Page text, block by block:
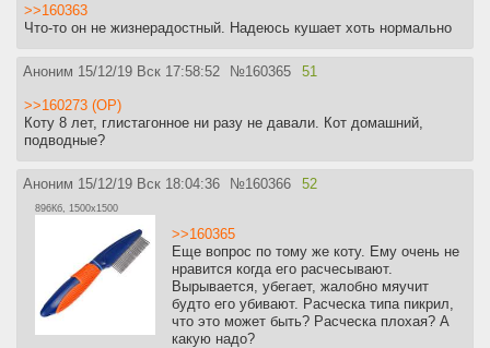
>>160363
Что-то он не жизнерадостный. Надеюсь кушает хоть нормально
Аноним 15/12/19 Вск 17:58:52 №160365 51
>>160273 (OP)
Коту 8 лет, глистагонное ни разу не давали. Кот домашний,
подводные?
Аноним 15/12/19 Вск 18:04:36 №160366 52
896Кб, 1500x1500
>>160365
Еще вопрос по тому же коту. Ему очень не
нравится когда его расчесывают.
Вырывается, убегает, жалобно мяучит
будто его убивают. Расческа типа пикрил,
что это может быть? Расческа плохая? А
какую надо?